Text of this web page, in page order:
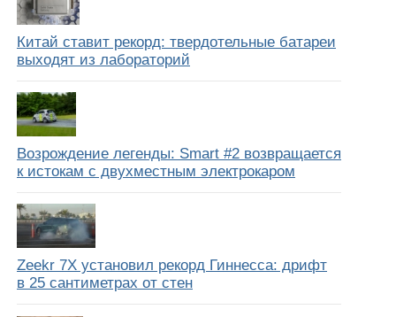
Китай ставит рекорд: твердотельные батареи
выходят из лабораторий
Возрождение легенды: Smart #2 возвращается
к истокам с двухместным электрокаром
Zeekr 7X установил рекорд Гиннесса: дрифт
в 25 сантиметрах от стен